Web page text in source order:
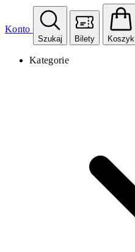
Konto
Szukaj Bilety Koszyk
Kategorie